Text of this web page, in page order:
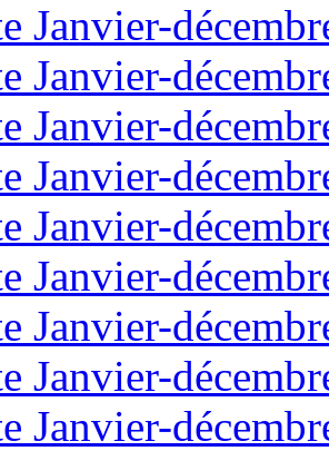
Janvier-
Janvier-
Janvier-
Janvier-
Janvier-
Janvier-
Janvier-
Janvier-
Janvier-